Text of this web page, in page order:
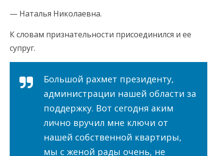
— Наталья Николаевна.
К словам признательности присоединился и ее
супруг.
Большой рахмет президенту,
администрации нашей области за
поддержку. Вот сегодня аким
лично вручил мне ключи от
нашей собственной квартиры,
мы с женой рады очень, не